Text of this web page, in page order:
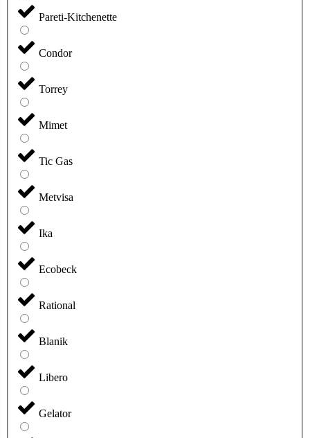
Pareti-Kitchenette
Condor
Torrey
Mimet
Tic Gas
Metvisa
Ika
Ecobeck
Rational
Blanik
Libero
Gelator